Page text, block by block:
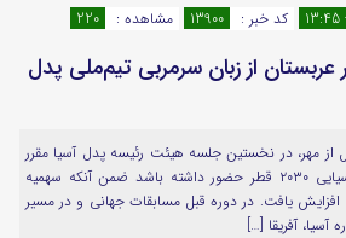
ایتا
اپلیکیشن
کنید:
کد خبر : 13900 مشاهده : 220
از زبان سرمربی تیم‌ملی پدل
از مهر، در نخستین جلسه هیئت رئیسه پدل آسیا مقرر
شد این رشته در بازی‌های آسیایی ۲۰۳۰ قطر حضور داشته باشد ضمن آنکه سهمیه
افزایش یافت. در دوره قبل مسابقات جهانی و در مسیر
آسیا، آفریقا […]